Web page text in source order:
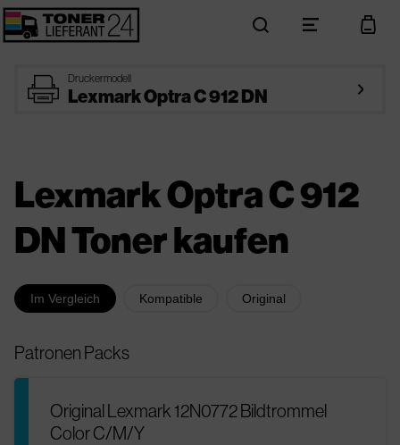
search menu cart
printer Druckermodell
Lexmark Optra C 912 DN arrow_right
Lexmark Optra C 912
DN Toner kaufen
Im Vergleich Kompatible Original
Patronen Packs
Original Lexmark 12N0772 Bildtrommel
Color C/M/Y